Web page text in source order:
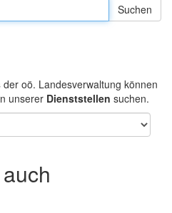
der oö. Landesverwaltung können
unserer Dienststellen suchen.